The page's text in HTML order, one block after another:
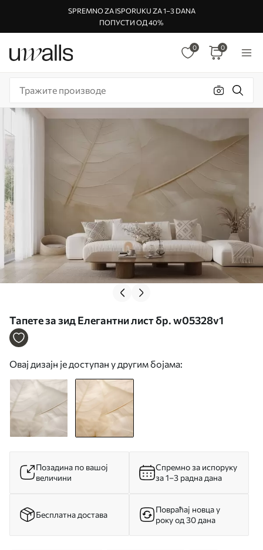
SPREMNO ZA ISPORUKU ZA 1–3 DANA
ПОПУСТИ ОД 40%
0 0
Тапете за зид Елегантни лист бр. w05328v1
Овај дизајн је доступан у другим бојама:
Позадина по вашој
величини
Спремно за испоруку
за 1–3 радна дана
Бесплатна достава
Повраћај новца у
року од 30 дана